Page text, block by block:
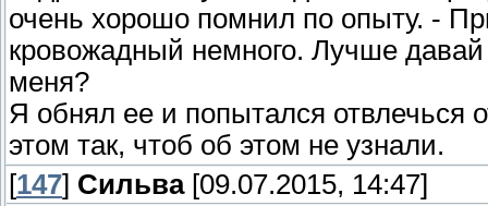
очень хорошо помнил по опыту. -
кровожадный немного. Лучше
меня?
Я обнял ее и попытался отвлечься
этом так, чтоб об этом не узнали.
[147] Сильва[09.07.2015, 14:47]